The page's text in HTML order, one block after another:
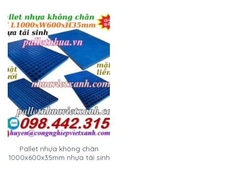
Pallet nhựa không chân
1000x600x35mm nhựa tái sinh